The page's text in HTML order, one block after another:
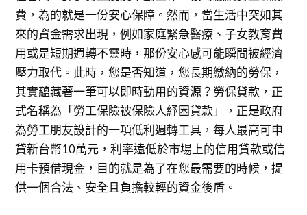
費，為的就是一份安心保障。然而，當生活中突如其
來的資金需求出現，例如家庭緊急醫療、子女教育費
用或是短期週轉不靈時，那份安心感可能瞬間被經濟
壓力取代。此時，您是否知道，您長期繳納的勞保，
其實蘊藏著一筆可以即時動用的資源？勞保貸款，正
式名稱為「勞工保險被保險人紓困貸款」，正是政府
為勞工朋友設計的一項低利週轉工具，每人最高可申
貸新台幣10萬元，利率遠低於市場上的信用貸款或信
用卡預借現金，目的就是為了在您最需要的時候，提
供一個合法、安全且負擔較輕的資金後盾。